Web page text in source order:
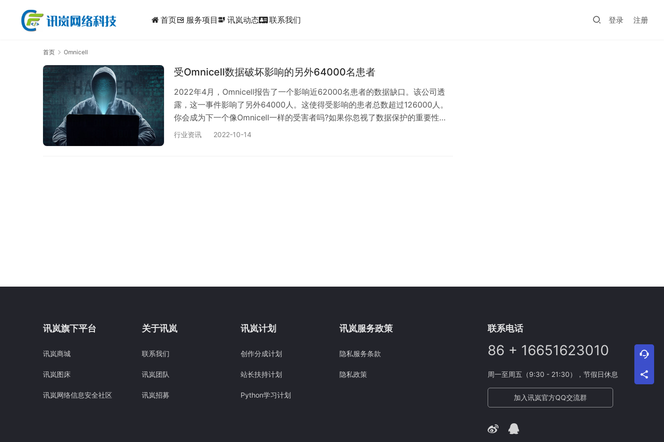
首页 服务项目 dynamic_form 讯岚动态 联系我们 登录 注册
首页 Omnicell
受Omnicell数据破坏影响的另外64000名患者
2022年4月，Omnicell报告了一个影响近62000名患者的数据缺口。该公司透
露，这一事件影响了另外64000人。这使得受影响的患者总数超过126000人。
你会成为下一个像Omnicell一样的受害者吗?如果你忽视了数据保护的重要性，
攻击者可以立刻攻击你。 探索数据泄露对医疗保健行业的影响，以及可以针对此
行业资讯 2022-10-14
讯岚旗下平台
讯岚商城
讯岚图床
讯岚网络信息安全社区
关于讯岚
联系我们
讯岚团队
讯岚招募
讯岚计划
创作分成计划
站长扶持计划
Python学习计划
讯岚服务政策
隐私服务条款
隐私政策
联系电话
86 + 16651623010
周一至周五（9:30 - 21:30），节假日休息
加入讯岚官方QQ交流群